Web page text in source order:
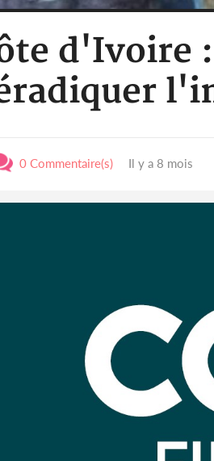
d'Ivoire
0 Commentaire(s) Il y a 8 mois